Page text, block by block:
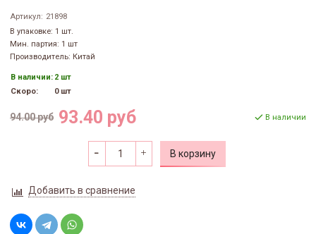
Артикул: 21898
В упаковке: 1 шт.
Мин. партия: 1 шт
Производитель: Китай
В наличии: 2 шт
Скоро:
0 шт
94.00 руб 93.40 руб В наличии
В корзину
Добавить в сравнение